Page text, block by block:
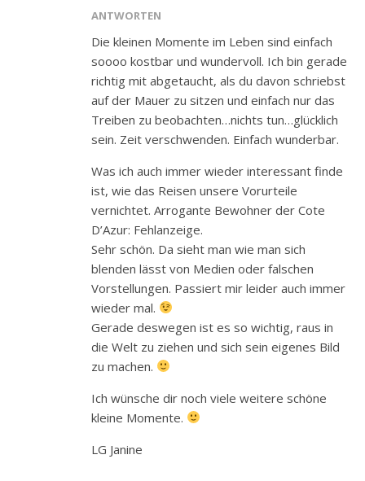
ANTWORTEN
Die kleinen Momente im Leben sind einfach
soooo kostbar und wundervoll. Ich bin gerade
richtig mit abgetaucht, als du davon schriebst
auf der Mauer zu sitzen und einfach nur das
Treiben zu beobachten…nichts tun…glücklich
sein. Zeit verschwenden. Einfach wunderbar.
Was ich auch immer wieder interessant finde
ist, wie das Reisen unsere Vorurteile
vernichtet. Arrogante Bewohner der Cote
D’Azur: Fehlanzeige.
Sehr schön. Da sieht man wie man sich
blenden lässt von Medien oder falschen
Vorstellungen. Passiert mir leider auch immer
wieder mal.
Gerade deswegen ist es so wichtig, raus in
die Welt zu ziehen und sich sein eigenes Bild
zu machen.
Ich wünsche dir noch viele weitere schöne
kleine Momente.
LG Janine